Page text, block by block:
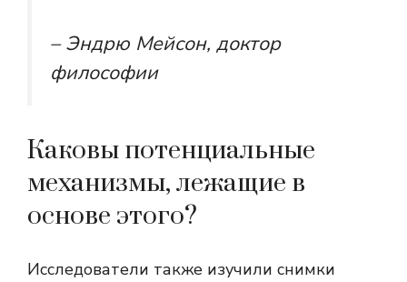
– Эндрю Мейсон, доктор
философии
Каковы потенциальные
механизмы, лежащие в
основе этого?
Исследователи также изучили снимки